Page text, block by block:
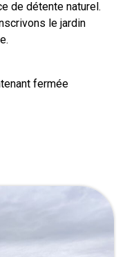
de détente naturel.
le jardin
fermée